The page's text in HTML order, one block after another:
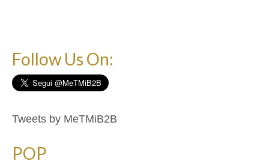
Follow Us On:
Tweets by MeTMiB2B
POP